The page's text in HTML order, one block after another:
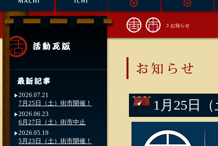
お知らせ
1月25日
2026.07.21
7月25日（土）街市開催！
2026.06.23
6月27日（土）街市中止
2026.05.19
5月23日（土）街市開催！